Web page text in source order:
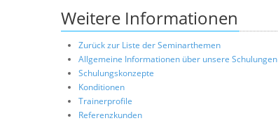
Weitere Informationen
Zurück zur Liste der Seminarthemen
Allgemeine Informationen über unsere Schulungen
Schulungskonzepte
Konditionen
Trainerprofile
Referenzkunden